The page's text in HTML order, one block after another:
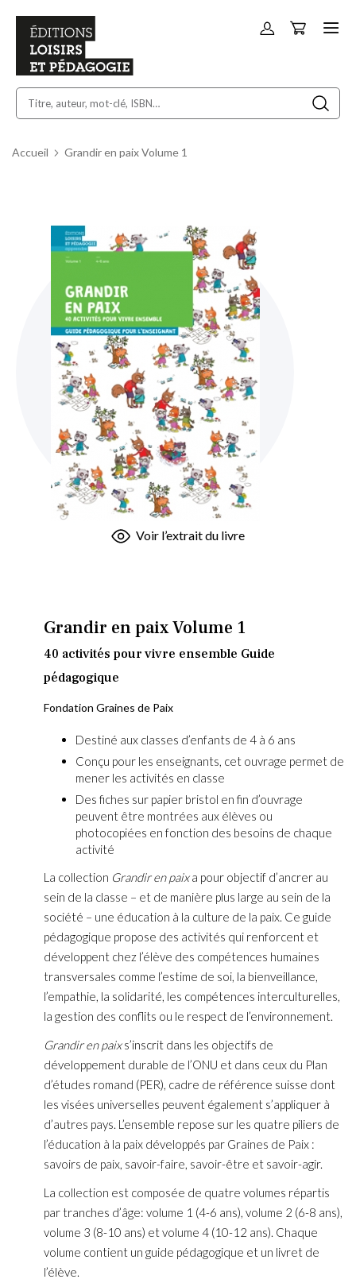
Allez
Panier
Accueil Grandir en paix Volume 1
Grandir en paix Volume 1
40 activités pour vivre ensemble Guide
pédagogique
Fondation Graines de Paix
Destiné aux classes d’enfants de 4 à 6 ans
Conçu pour les enseignants, cet ouvrage permet de
mener les activités en classe
Des fiches sur papier bristol en fin d’ouvrage
peuvent être montrées aux élèves ou
photocopiées en fonction des besoins de chaque
activité
La collection Grandir en paixa pour objectif d’ancrer au
sein de la classe – et de manière plus large au sein de la
société – une éducation à la culture de la paix. Ce guide
pédagogique propose des activités qui renforcent et
développent chez l’élève des compétences humaines
transversales comme l’estime de soi, la bienveillance,
l’empathie, la solidarité, les compétences interculturelles,
la gestion des conflits ou le respect de l’environnement.
Grandir en paixs’inscrit dans les objectifs de
développement durable de l’ONU et dans ceux du Plan
d’études romand (PER), cadre de référence suisse dont
les visées universelles peuvent également s’appliquer à
d’autres pays. L’ensemble repose sur les quatre piliers de
l’éducation à la paix développés par Graines de Paix :
savoirs de paix, savoir-faire, savoir-être et savoir-agir.
La collection est composée de quatre volumes répartis
par tranches d’âge: volume 1 (4-6 ans), volume 2 (6-8 ans),
volume 3 (8-10 ans) et volume 4 (10-12 ans). Chaque
volume contient un guide pédagogique et un livret de
l’élève.
Skip
to
images
gallery
the
images
gallery
Voir l’extrait du livre